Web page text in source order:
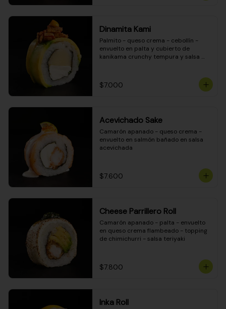
Dinamita Kami
Palmito - queso crema - cebollín -
envuelto en palta y cubierto de
kanikama crunchy tempura y salsa
$7.000
Acevichado Sake
Camarón apanado - queso crema -
envuelto en salmón bañado en salsa
acevichada
$7.600
Cheese Parrillero Roll
Camarón apanado - palta - envuelto
en queso crema flambeado - topping
de chimichurri - salsa teriyaki
$7.800
Inka Roll